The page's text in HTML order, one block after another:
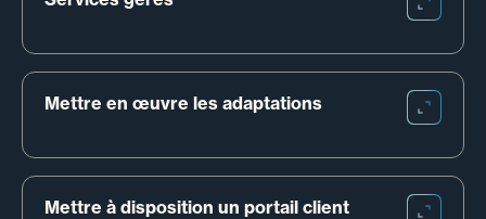
Mettre en œuvre les adaptations
Mettre à disposition un portail client